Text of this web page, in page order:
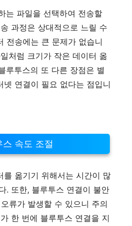
는 파일을 선택하여 전송할
과정은 상대적으로 느릴 수
전송에는 큰 문제가 없습니
처럼 크기가 작은 데이터 옮
루투스의 또 다른 장점은 별
넷 연결이 필요 없다는 점입니
스 속도 조절
를 옮기기 위해서는 시간이 많
. 또한, 블루투스 연결이 불안
류가 발생할 수 있으니 주의
한 번에 블루투스 연결을 지